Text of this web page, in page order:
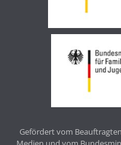
Gefördert vom